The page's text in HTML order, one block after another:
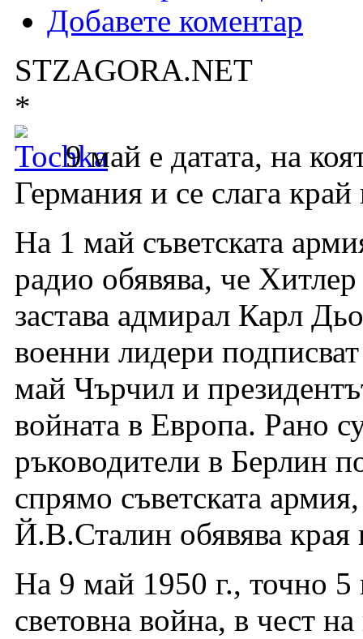
Добавете коментар
STZAGORA.NET
*
9 май е датата, на
Германия и се слага
На 1 май съветската
радио обявява, че
застава адмирал Карл
военни лидери
май Чърчил и
войната в Европа. Рано
ръководители в Берлин
спрямо съветската
Й.В.Сталин обявява края
На 9 май 1950 г., точно 5
световна война, в чест